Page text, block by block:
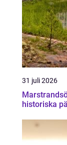
31 juli 2026
Marstrandsön
historiska